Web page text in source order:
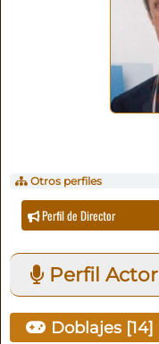
Otros perfiles
Perfil de Director
Perfil Actor
Doblajes [14]